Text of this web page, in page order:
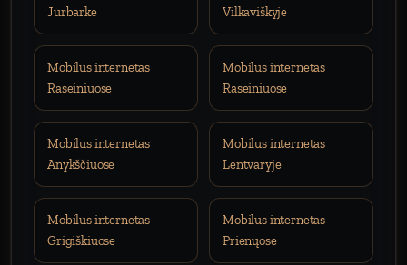
Jurbarke Vilkaviškyje
Mobilus internetas
Raseiniuose
Mobilus internetas
Raseiniuose
Mobilus internetas
Anykščiuose
Mobilus internetas
Lentvaryje
Mobilus internetas
Grigiškiuose
Mobilus internetas
Prienųose